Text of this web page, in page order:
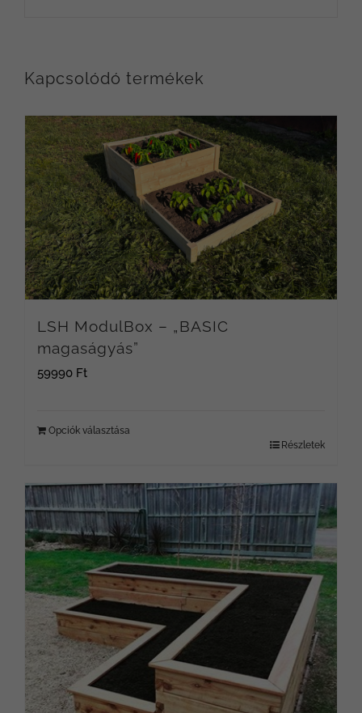
Kapcsolódó termékek
LSH ModulBox – „BASIC
magaságyás”
59990 Ft
Opciók választása
Részletek